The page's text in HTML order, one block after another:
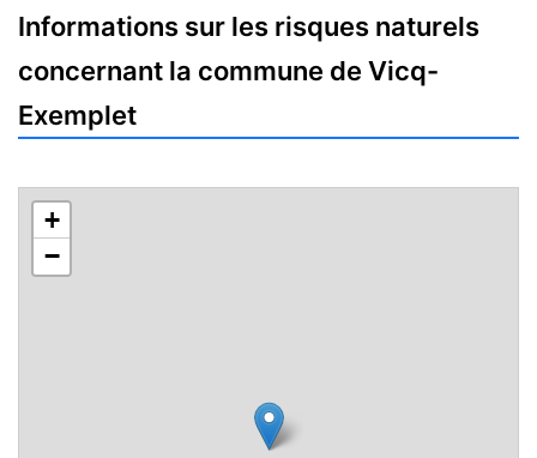
Informations sur les risques naturels
concernant la commune de Vicq-
Exemplet
+
−